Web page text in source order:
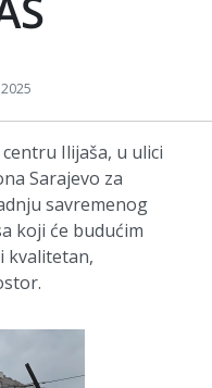
Ilijaša, u ulici
Sarajevo za
savremenog
koji će budućim
kvalitetan,